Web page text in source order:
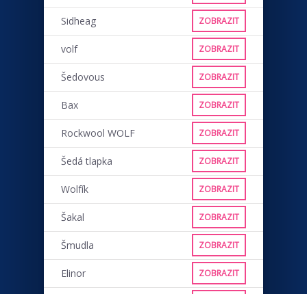
Sidheag ZOBRAZIT
volf ZOBRAZIT
Šedovous ZOBRAZIT
Bax ZOBRAZIT
Rockwool WOLF ZOBRAZIT
Šedá tlapka ZOBRAZIT
Wolfík ZOBRAZIT
Šakal ZOBRAZIT
Šmudla ZOBRAZIT
Elinor ZOBRAZIT